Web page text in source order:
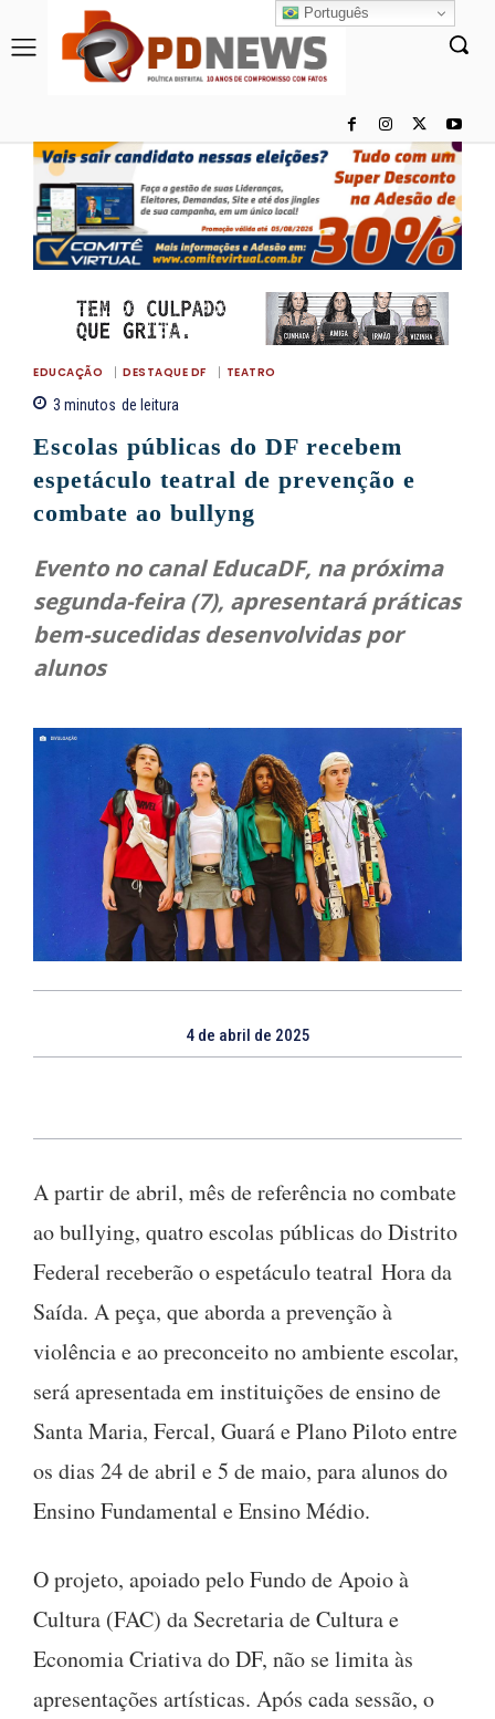
EDUCAÇÃO DESTAQUE DF TEATRO
3 minutos de leitura
Escolas públicas do DF recebem
espetáculo teatral de prevenção e
combate ao bullyng
Evento no canal EducaDF, na próxima
segunda-feira (7), apresentará práticas
bem-sucedidas desenvolvidas por
alunos
4 de abril de 2025
A partir de abril, mês de referência no combate
ao bullying, quatro escolas públicas do Distrito
Federal receberão o espetáculo teatral Hora da
Saída. A peça, que aborda a prevenção à
violência e ao preconceito no ambiente escolar,
será apresentada em instituições de ensino de
Santa Maria, Fercal, Guará e Plano Piloto entre
os dias 24 de abril e 5 de maio, para alunos do
Ensino Fundamental e Ensino Médio.
O projeto, apoiado pelo Fundo de Apoio à
Cultura (FAC) da Secretaria de Cultura e
Economia Criativa do DF, não se limita às
apresentações artísticas. Após cada sessão, o
Português